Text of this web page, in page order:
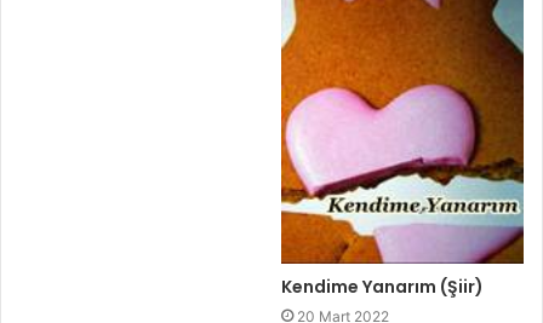
Kendime Yanarım (Şiir)
20 Mart 2022